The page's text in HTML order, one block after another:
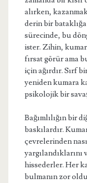
alırken,
derin bir
sürecinde, bu
ister. Zihin, kumar
fırsat görür ama
için ağırdır. Sırf
yeniden kumara
psikolojik bir
Bağımlılığın bir
baskılardır.
çevrelerinden
yargılandıklarını
hissederler. Her
bulmanın zor